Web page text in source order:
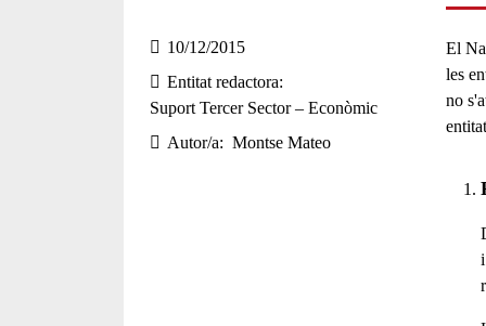
10/12/2015
Entitat redactora
Suport Tercer Sector – Econòmic
Autor/a
Montse Mateo
El
les
no